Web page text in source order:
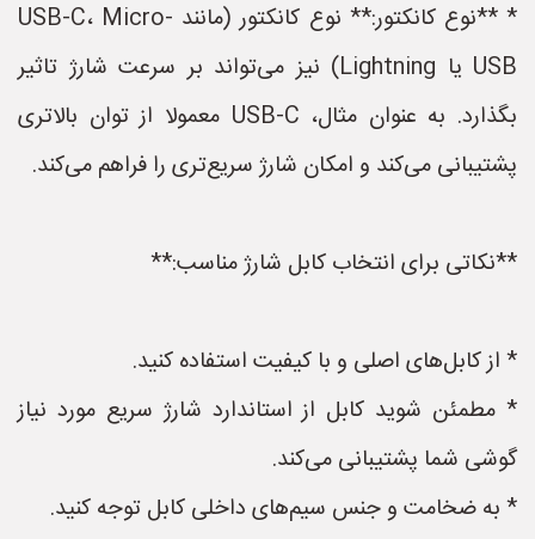
* **نوع کانکتور:** نوع کانکتور (مانند USB-C، Micro-
USB یا Lightning) نیز می‌تواند بر سرعت شارژ تاثیر
بگذارد. به عنوان مثال، USB-C معمولا از توان بالاتری
پشتیبانی می‌کند و امکان شارژ سریع‌تری را فراهم می‌کند.
**نکاتی برای انتخاب کابل شارژ مناسب:**
* از کابل‌های اصلی و با کیفیت استفاده کنید.
* مطمئن شوید کابل از استاندارد شارژ سریع مورد نیاز
گوشی شما پشتیبانی می‌کند.
* به ضخامت و جنس سیم‌های داخلی کابل توجه کنید.